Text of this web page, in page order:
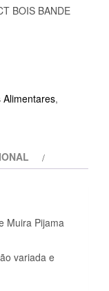
BOIS BANDE
,
Muira Pijama
variada e